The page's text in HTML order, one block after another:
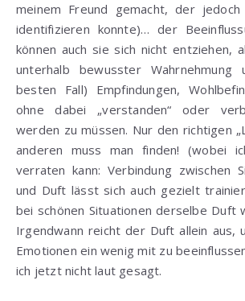
meinem Freund gemacht, der
identifizieren konnte)… der
können auch sie sich nicht entziehen,
unterhalb bewusster
besten Fall) Empfindungen,
ohne dabei „verstanden“ oder
werden zu müssen. Nur den richtigen
anderen muss man finden! (wobei
verraten kann: Verbindung zwischen
und Duft lässt sich auch gezielt
bei schönen Situationen derselbe Duft
Irgendwann reicht der Duft allein aus,
Emotionen ein wenig mit zu
ich jetzt nicht laut gesagt.